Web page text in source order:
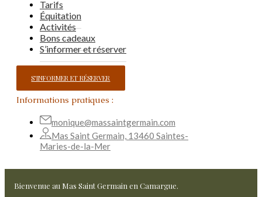
Tarifs
Équitation
Activités
Bons cadeaux
S’informer et réserver
S'INFORMER ET RÉSERVER
Informations pratiques :
monique@massaintgermain.com
Mas Saint Germain, 13460 Saintes-
Maries-de-la-Mer
Bienvenue au Mas Saint Germain en Camargue.